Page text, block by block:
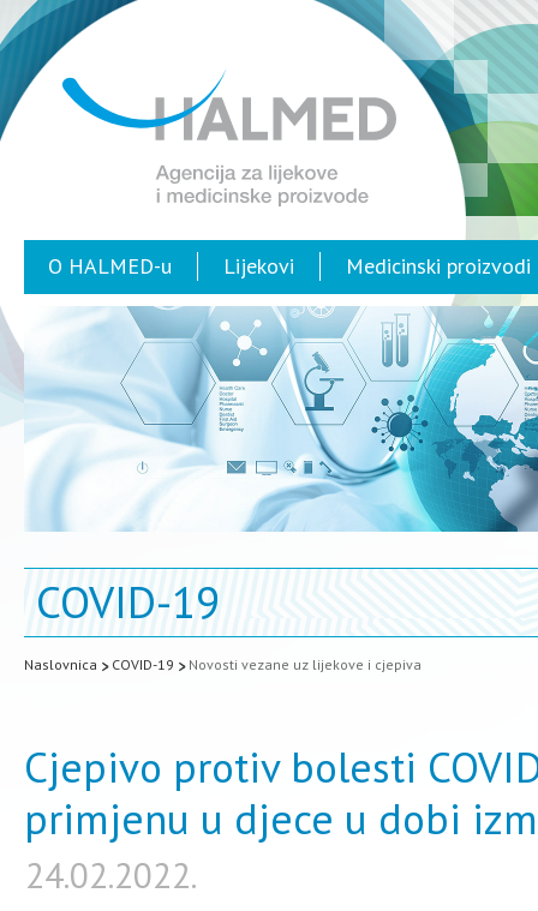
O HALMED-u Lijekovi Medicinski proizvodi
COVID-19
Naslovnica COVID-19 Novosti vezane uz lijekove i cjepiva
Cjepivo protiv bolesti
primjenu u djece u dobi
24.02.2022.